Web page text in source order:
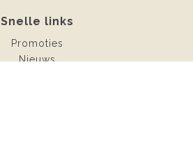
Snelle links
Promoties
Nieuws